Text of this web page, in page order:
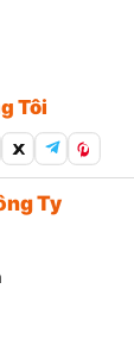
Tôi
Ty